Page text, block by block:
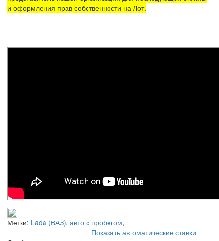
и оформления прав собственности на Лот.
Метки: Lada (ВАЗ), авто с пробегом,
Показать автоматические ставки